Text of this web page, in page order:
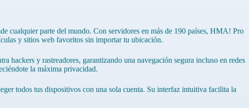
cualquier parte del mundo. Con servidores en más de 190 países, HMA! Pro
y sitios web favoritos sin importar tu ubicación.
hackers y rastreadores, garantizando una navegación segura incluso en redes
la máxima privacidad.
todos tus dispositivos con una sola cuenta. Su interfaz intuitiva facilita la